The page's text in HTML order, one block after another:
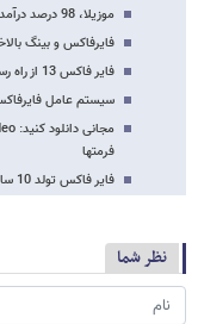
موزیلا، 98 درصد درآمد خود را از موتورهای جستجو کسب می‌کند
فایرفاکس و بینگ
فایر فاکس 13 از راه رسید / برای دانلود کلیک کنید
سیستم عامل فایرفاکس 2013 از راه
فرمتها
فایر فاکس تولد 10 سالگی ات مبارک!
نظر شما